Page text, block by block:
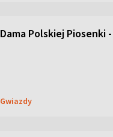
Dama Polskiej Piosenki
Gwiazdy